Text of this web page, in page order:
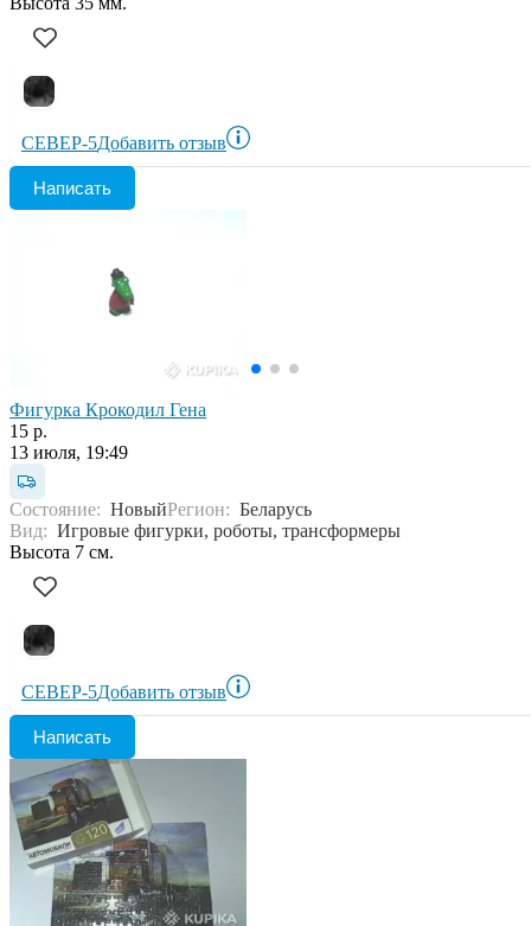
СЕВЕР-5Добавить отзыв
Написать
Фигурка Крокодил Гена
15 р.
13 июля, 19:49
Состояние: НовыйРегион: Беларусь
Вид: Игровые фигурки, роботы, трансформеры
Высота 7 см.
СЕВЕР-5Добавить отзыв
Написать